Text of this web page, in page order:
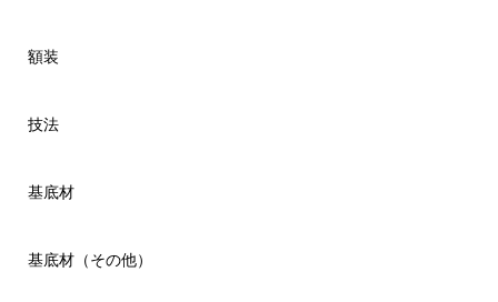
額装
技法
基底材
基底材（その他）